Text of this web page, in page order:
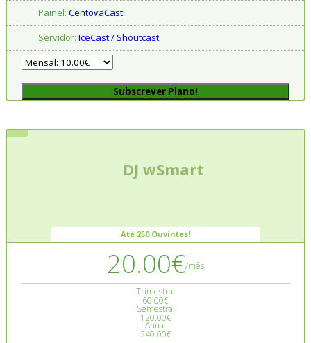
Painel: CentovaCast
Servidor: IceCast / Shoutcast
Subscrever Plano!
DJ wSmart
Até 250 Ouvintes!
20.00€/mês
Trimestral
60.00€
Semestral
120.00€
Anual
240.00€